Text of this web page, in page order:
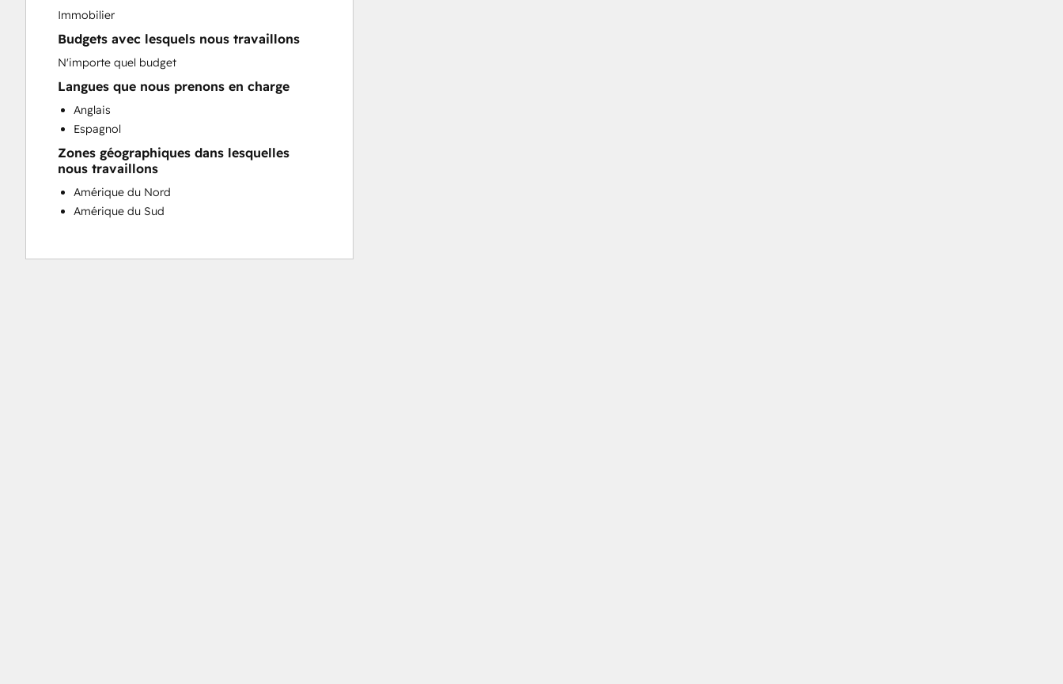
Immobilier
Budgets avec lesquels nous travaillons
N'importe quel budget
Langues que nous prenons en charge
Anglais
Espagnol
Zones géographiques dans lesquelles
nous travaillons
Amérique du Nord
Amérique du Sud